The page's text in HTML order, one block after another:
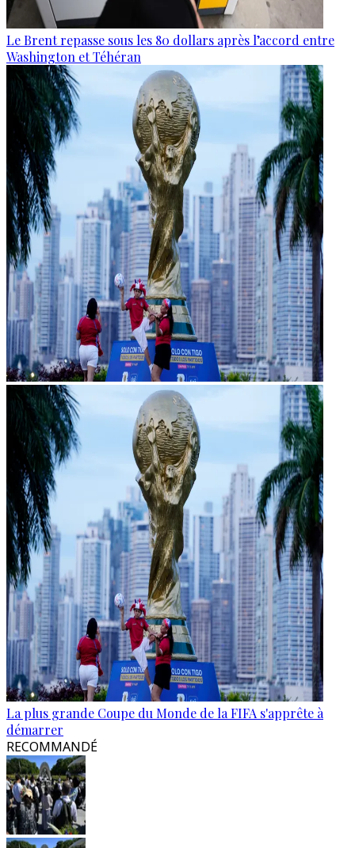
Le Brent repasse sous les 80 dollars après l’accord entre
Washington et Téhéran
La plus grande Coupe du Monde de la FIFA s'apprête à
démarrer
RECOMMANDÉ